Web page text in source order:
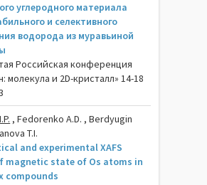
углеродного материала
и селективного
водорода из муравьиной
Российская конференция
молекула и 2D-кристалл» 14-18
, Fedorenko A.D. , Berdyugin
T.I.
and experimental XAFS
magnetic state of Os atoms in
compounds